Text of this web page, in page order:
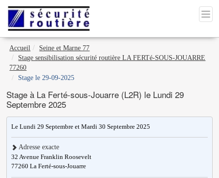
Accueil
Seine et Marne 77
Stage sensibilisation sécurité routière LA FERTé-SOUS-JOUARRE
77260
Stage le 29-09-2025
Stage à La Ferté-sous-Jouarre (L2R) le Lundi 29
Septembre 2025
Le Lundi 29 Septembre et Mardi 30 Septembre 2025
Adresse exacte
32 Avenue Franklin Roosevelt
77260 La Ferté-sous-Jouarre